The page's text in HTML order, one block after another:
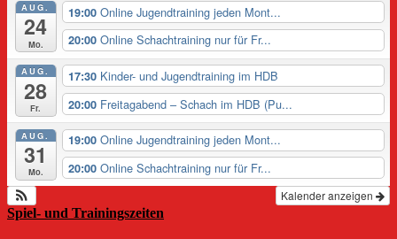
AUG.
24
Mo.
19:00 Online Jugendtraining jeden Mont...
20:00 Online Schachtraining nur für Fr...
AUG.
28
Fr.
17:30 Kinder- und Jugendtraining im HDB
20:00 Freitagabend – Schach im HDB (Pu...
AUG.
31
Mo.
19:00 Online Jugendtraining jeden Mont...
20:00 Online Schachtraining nur für Fr...
Kalender anzeigen
Spiel- und Trainingszeiten